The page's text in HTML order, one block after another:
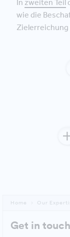
In zweiten Teil
wie die
Home Our
Get in